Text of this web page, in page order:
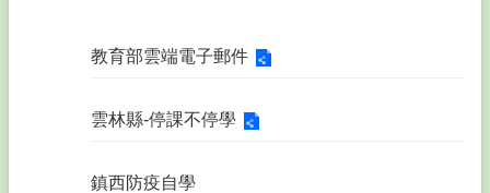
教育部雲端電子郵件
雲林縣-停課不停學
鎮西防疫自學